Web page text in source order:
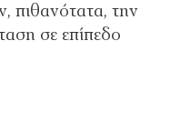
πιθανότατα, την
σε επίπεδο